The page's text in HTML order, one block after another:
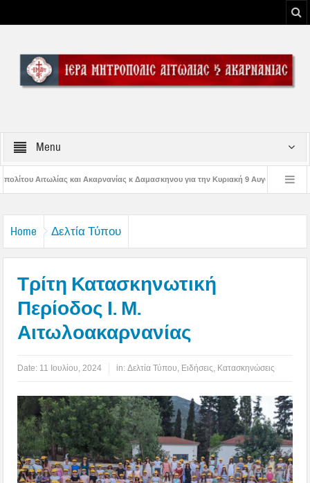
Menu
κ Δαμασκηνου για την Κυριακή 9 Αυγούστου 2026 Η εορτή της
Home Δελτία Τύπου
Τρίτη Κατασκηνωτική
Περίοδος Ι. Μ.
Αιτωλοακαρνανίας
Date: 11 Ιουλίου, 2024 in:Δελτία Τύπου Ειδήσεις Κατασκηνώσεις